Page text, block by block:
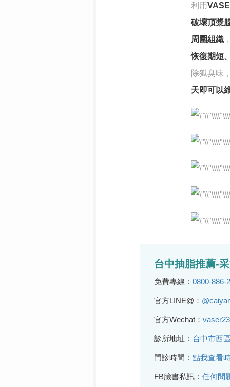
利用
破壞頂漿
周圍組織
恢復期短
除狐臭味
天即可以
台中抽脂推薦-
免費專線： 0800-886-
官方LINE@：
官方Wechat：
診所地址： 台中市西
門診時間： 點我查看
FB臉書私訊： 任何問